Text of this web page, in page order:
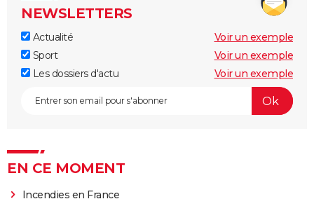
NEWSLETTERS
Actualité
Voir un exemple
Sport
Voir un exemple
Les dossiers d'actu
Voir un exemple
EN CE MOMENT
Incendies en France